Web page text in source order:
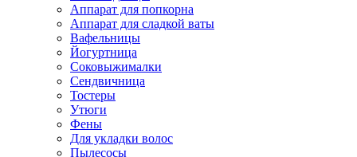
Аппарат для попкорна
Аппарат для сладкой ваты
Вафельницы
Йогуртница
Соковыжималки
Сендвичница
Тостеры
Утюги
Фены
Для укладки волос
Пылесосы